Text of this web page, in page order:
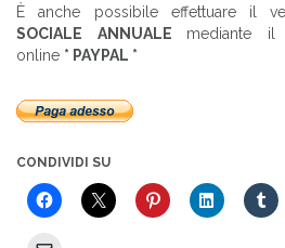
È anche possibile effettuare il
SOCIALE ANNUALE mediante il
online * PAYPAL *
CONDIVIDI SU